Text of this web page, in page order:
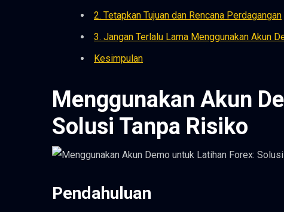
2. Tetapkan Tujuan dan Rencana Perdagangan
3. Jangan Terlalu Lama Menggunakan Akun
Kesimpulan
Menggunakan Akun
Solusi Tanpa Risiko
Pendahuluan